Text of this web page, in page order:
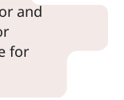
and
for